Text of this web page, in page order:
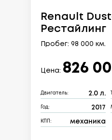
Renault
Рестайлинг
Пробег: 98 000 км.
Цена: 826
Двигатель: 2.0 л.
Год: 2017
КПП: механика